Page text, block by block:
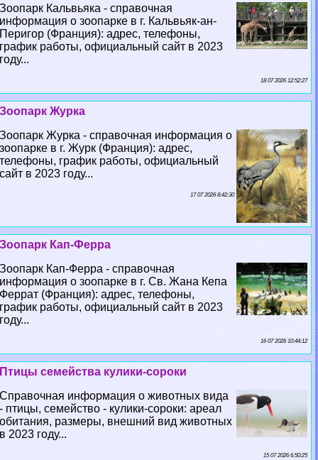
Зоопарк Кальвьяка - справочная
информация о зоопарке в г. Кальвьяк-ан-
Перигор (Франция): адрес, телефоны,
график работы, официальный сайт в 2023
году...
18 07 2026 12:52:27
Зоопарк Журка
Зоопарк Журка - справочная информация о
зоопарке в г. Журк (Франция): адрес,
телефоны, график работы, официальный
сайт в 2023 году...
17 07 2026 8:42:30
Зоопарк Кап-Ферра
Зоопарк Кап-Ферра - справочная
информация о зоопарке в г. Св. Жана Кепа
Феррат (Франция): адрес, телефоны,
график работы, официальный сайт в 2023
году...
16 07 2026 10:44:12
Птицы семейства кулики-сороки
Справочная информация о животных вида
- птицы, семейство - кулики-сороки: ареал
обитания, размеры, внешний вид животных
в 2023 году...
15 07 2026 6:50:25